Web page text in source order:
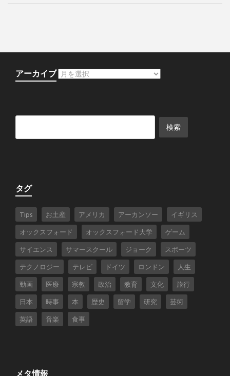
アーカイブ
タグ
Tips お土産 アメリカ アーカンソー イギリス
オックスフォード オックスフォード大学 ゲーム
サイエンス サマースクール ジョーク スポーツ
テクノロジー テレビ ドイツ ロンドン 人生
動画 医療 宗教 政治 教育 文化 旅行
日本 時事 本 歴史 留学 研究 芸術
英語 音楽 食事
メタ情報